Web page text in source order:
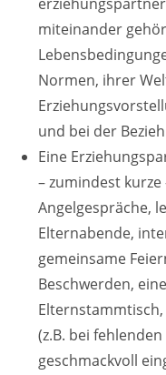
miteinander
Normen, ihrer
und bei der
Eine
– zumindest
Angelgespräche,
Elternabende,
gemeinsame
Beschwerden,
(z.B. bei
geschmackvoll